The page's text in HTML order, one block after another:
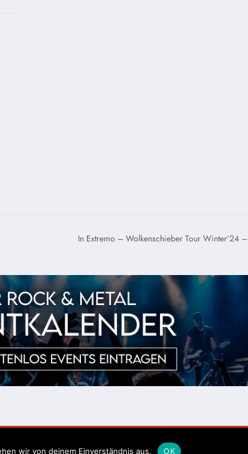
In Extremo – Wolkenschieber Tour Winter’24 –
wir von deinem Einverständnis aus. OK